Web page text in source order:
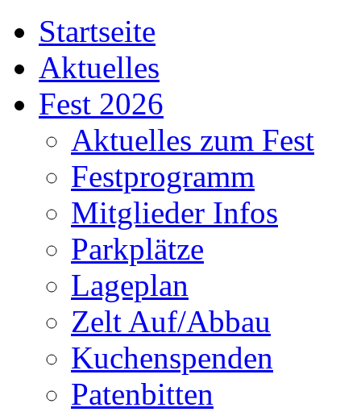
Startseite
Aktuelles
Fest 2026
Aktuelles zum Fest
Festprogramm
Mitglieder Infos
Parkplätze
Lageplan
Zelt Auf/Abbau
Kuchenspenden
Patenbitten